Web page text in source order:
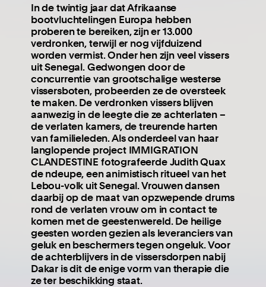
In de twintig jaar dat Afrikaanse
bootvluchtelingen Europa hebben
proberen te bereiken, zijn er 13.000
verdronken, terwijl er nog vijfduizend
worden vermist. Onder hen zijn veel vissers
uit Senegal. Gedwongen door de
concurrentie van grootschalige westerse
vissersboten, probeerden ze de oversteek
te maken. De verdronken vissers blijven
aanwezig in de leegte die ze achterlaten –
de verlaten kamers, de treurende harten
van familieleden. Als onderdeel van haar
langlopende project IMMIGRATION
CLANDESTINE fotografeerde Judith Quax
de ndeupe, een animistisch ritueel van het
Lebou-volk uit Senegal. Vrouwen dansen
daarbij op de maat van opzwepende drums
rond de verlaten vrouw om in contact te
komen met de geestenwereld. De heilige
geesten worden gezien als leveranciers van
geluk en beschermers tegen ongeluk. Voor
de achterblijvers in de vissersdorpen nabij
Dakar is dit de enige vorm van therapie die
ze ter beschikking staat.